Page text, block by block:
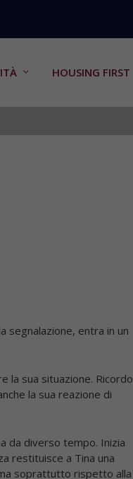
HOUSING FIRST
segnalazione, entra in un
la sua situazione. Ricordo
la sua reazione di
da diverso tempo. Inizia
restituisce a Tina una
soprattutto rispetto alla